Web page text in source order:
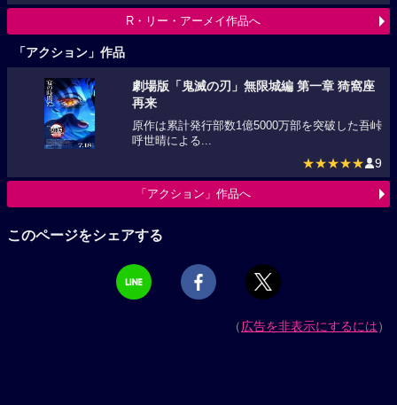
R・リー・アーメイ作品へ
「アクション」作品
劇場版「鬼滅の刃」無限城編 第一章 猗窩座
再来
原作は累計発行部数1億5000万部を突破した吾峠
呼世晴による...
★★★★★ 9
「アクション」作品へ
このページをシェアする
（広告を非表示にするには）